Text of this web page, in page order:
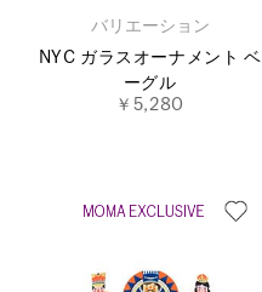
バリエーション
NYC ガラスオーナメント ベ
ーグル
￥5,280